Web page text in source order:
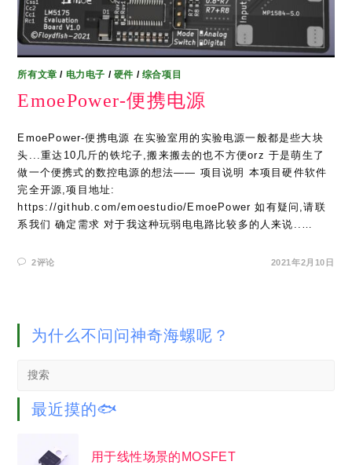
所有文章 / 电力电子 / 硬件 / 综合项目
EmoePower-便携电源
EmoePower-便携电源 在实验室用的实验电源一般都是些大块
头...重达10几斤的铁坨子,搬来搬去的也不方便orz 于是萌生了
做一个便携式的数控电源的想法—— 项目说明 本项目硬件软件
完全开源,项目地址:
https://github.com/emoestudio/EmoePower 如有疑问,请联
系我们 确定需求 对于我这种玩弱电电路比较多的人来说..…
2评论 2021年2月10日
为什么不问问神奇海螺呢？
Search
website
最近摸的🐟
用于线性场景的MOSFET